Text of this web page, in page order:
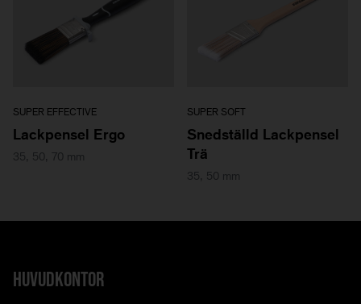
SUPER EFFECTIVE
Lackpensel Ergo
35, 50, 70 mm
SUPER SOFT
Snedställd Lackpensel
Trä
35, 50 mm
HUVUDKONTOR